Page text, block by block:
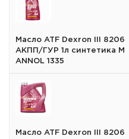
Масло ATF Dexron III 8206
АКПП/ГУР 1л синтетика M
ANNOL 1335
Масло ATF Dexron III 8206